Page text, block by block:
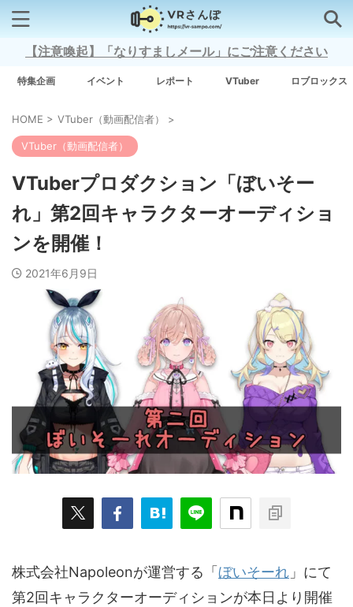
検索はコチラから
Grow A Garden（庭を成長させる）
タグ一覧
ARKit BitStar（ぶいらいぶ） CG(2D/3D) esports
Fortnite HMD HoloModels Music NEWS
PR/提供 Roblox Steam TGS VRChat
にじさんじ アウトドア アニメ アプリ
キャンペーン クラウドファンディング
ソーシャルVR デジモノ バーチャルYouTuber
【注意喚起】「なりすましメール」にご注意ください
特集企画 イベント レポート VTuber ロブロックス
HOME > VTuber（動画配信者） >
VTuber（動画配信者）
VTuberプロダクション「ぼいそー
れ」第2回キャラクターオーディショ
ンを開催！
2021年6月9日
株式会社Napoleonが運営する「 ぼいそーれ 」にて
第2回キャラクターオーディションが本日より開催